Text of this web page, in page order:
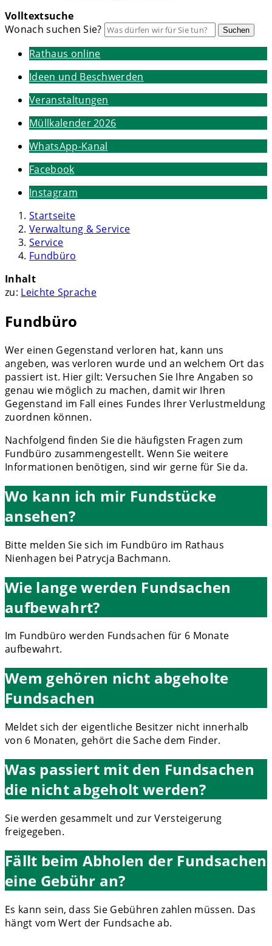
Volltextsuche
Wonach suchen Sie?
Suchen
Rathaus online
Ideen und Beschwerden
Veranstaltungen
Müllkalender 2026
WhatsApp-Kanal
Facebook
Instagram
Startseite
Verwaltung & Service
Service
Fundbüro
Inhalt
zu: Leichte Sprache
Fundbüro
Wer einen Gegenstand verloren hat, kann uns
angeben, was verloren wurde und an welchem Ort das
passiert ist. Hier gilt: Versuchen Sie Ihre Angaben so
genau wie möglich zu machen, damit wir Ihren
Gegenstand im Fall eines Fundes Ihrer Verlustmeldung
zuordnen können.
Nachfolgend finden Sie die häufigsten Fragen zum
Fundbüro zusammengestellt. Wenn Sie weitere
Informationen benötigen, sind wir gerne für Sie da.
Wo kann ich mir Fundstücke
ansehen?
Bitte melden Sie sich im Fundbüro im Rathaus
Nienhagen bei Patrycja Bachmann.
Wie lange werden Fundsachen
aufbewahrt?
Im Fundbüro werden Fundsachen für 6 Monate
aufbewahrt.
Wem gehören nicht abgeholte
Fundsachen
Meldet sich der eigentliche Besitzer nicht innerhalb
von 6 Monaten, gehört die Sache dem Finder.
Was passiert mit den Fundsachen
die nicht abgeholt werden?
Sie werden gesammelt und zur Versteigerung
freigegeben.
Fällt beim Abholen der Fundsachen
eine Gebühr an?
Es kann sein, dass Sie Gebühren zahlen müssen. Das
hängt vom Wert der Fundsache ab.